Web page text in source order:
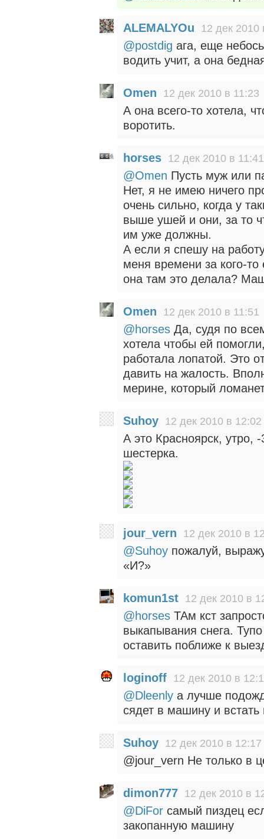
ALEMALYOu 12 дек 2010
@postdig ага, еще
водить учит, а она
Omen 12 дек 2010 в 11:23
А она всего-то хотела,
воротить.
horses 12 дек 2010 в 11:41
@Omen Пусть муж или
Нет, я не имею ничего
очень сильно, когда у
выше ушей и они, за то
им уже должны.
А если я спешу на
меня времени за кого-
она там это делала?
Omen 12 дек 2010 в 11:51
@horses Да, судя по
хотела чтобы ей
работала лопатой. Это
давить на жалость.
мерине, который
Suhoy 12 дек 2010 в 12:02
А это Красноярск,
шестерка.
jour_vern 12 дек 2010 в
@Suhoy пожалуй,
«И?»
komun1st 12 дек 2010 в
@horses ТАм кст
выкапывания снега.
оставить поближе к
loginoff 12 дек 2010 в
@Dleenly а лучше
сядет в машину и
Suhoy 12 дек 2010 в 12:17
@jour_vern Не только в
dimon777 12 дек 2010 в
@DiFor самый пиздец
закопанную машину